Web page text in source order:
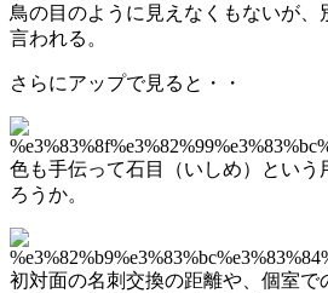
鳥の目のように見えなくもないが、
言われる。
さらにアップで見ると・・
色も手伝って石目（いしめ）という
ろうか。
初対面の名刺交換の距離や、個室で